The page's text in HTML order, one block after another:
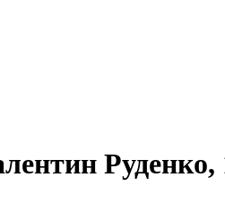
Руденко,